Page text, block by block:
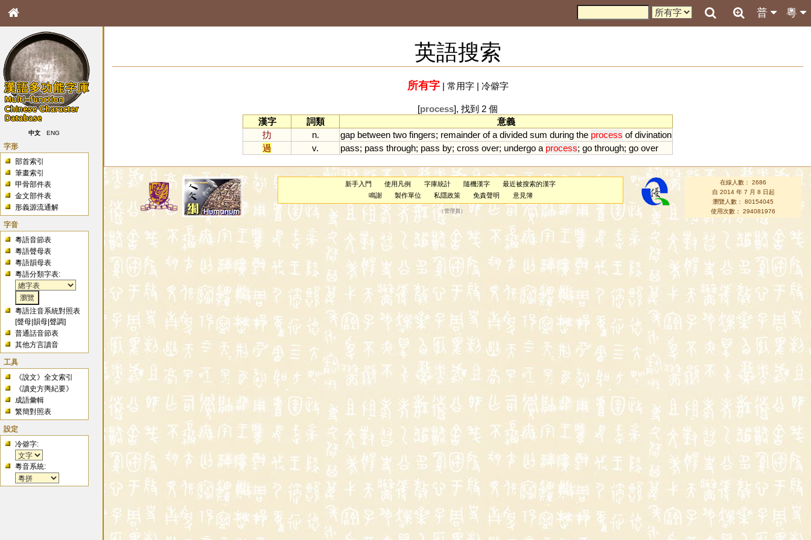
粵
普
中文 ENG
字形
部首索引
筆畫索引
甲骨部件表
金文部件表
形義源流通解
字音
粵語音節表
粵語聲母表
粵語韻母表
粵語分類字表:
粵語注音系統對照表
[聲母 |韻母 |聲調]
普通話音節表
其他方言讀音
工具
《說文》全文索引
《讀史方輿紀要》
成語彙輯
繁簡對照表
設定
冷僻字:
粵音系統:
英語搜索
所有字| 常用字| 冷僻字
[process], 找到 2 個
漢字
詞類
意義
扐
n. gap between two fingers; remainder of a divided sum during the process of divination
過
v. pass; pass through; pass by; cross over; undergo a process; go through; go over
新手入門 使用凡例 字庫統計 隨機漢字
最近被搜索的漢字
鳴謝
製作單位 私隱政策 免責聲明 意見簿
（管理員 ）
在線人數： 2686
自 2014 年 7 月 8 日起
瀏覽人數： 80154045
使用次數： 294081976